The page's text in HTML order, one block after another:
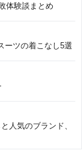
体験談まとめ
ーツの着こなし5選
人気のブランド、